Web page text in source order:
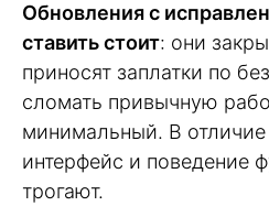
Обновления с
ставить стоит: они
приносят заплатки по
сломать привычную
минимальный. В отличие
интерфейс и поведение
трогают.